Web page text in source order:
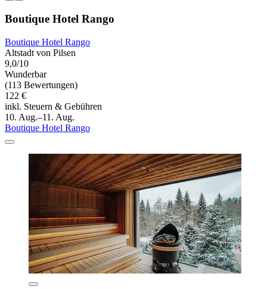
Boutique Hotel Rango
Boutique Hotel Rango
Altstadt von Pilsen
9,0/10
Wunderbar
(113 Bewertungen)
122 €
inkl. Steuern & Gebühren
10. Aug.–11. Aug.
Boutique Hotel Rango